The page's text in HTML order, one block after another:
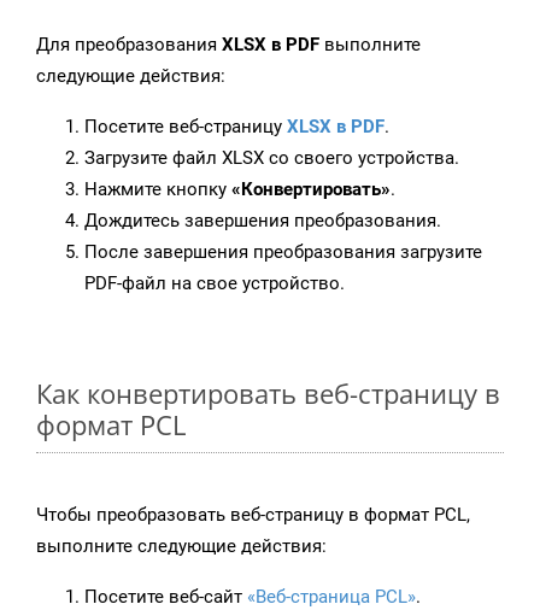
Для преобразования XLSX в PDF выполните
следующие действия:
Посетите веб-страницу XLSX в PDF.
Загрузите файл XLSX со своего устройства.
Нажмите кнопку «Конвертировать».
Дождитесь завершения преобразования.
После завершения преобразования загрузите
PDF-файл на свое устройство.
Как конвертировать веб-страницу в
формат PCL
Чтобы преобразовать веб-страницу в формат PCL,
выполните следующие действия:
Посетите веб-сайт «Веб-страница PCL».